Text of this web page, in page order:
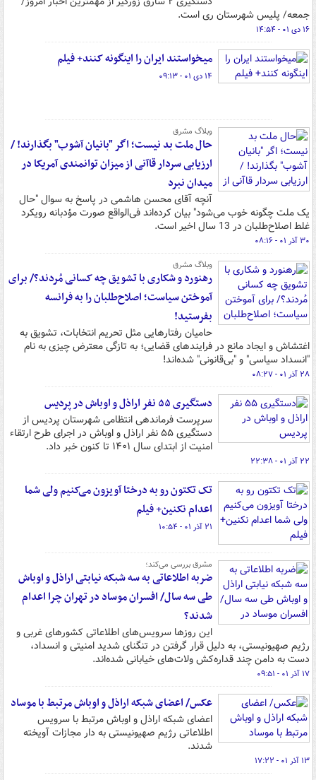
جمعه/ پلیس شهرستان ری است.
۱۶ دی ۰۱ - ۱۴:۵۴
میخواستند ایران را اینگونه کنند+ فیلم
۱۴ دی ۰۱ - ۰۹:۱۳
وبلاگ مشرق
حال ملت بد نیست؛ اگر "بانیان آشوب" بگذارند! /
ارزیابی سردار قاآنی از میزان توانمندی آمریکا در
میدان نبرد
آنچه آقای محسن هاشمی در پاسخ به سوال "حال
یک ملت چگونه خوب می‌شود" بیان کرده‌اند فی‌الواقع صورت مؤدبانه رویکرد
غلط اصلاح‌طلبان در 13 سال اخیر است.
۳۰ آذر ۰۱ - ۰۸:۱۶
وبلاگ مشرق
رهنورد و شکاری با تشویق چه کسانی مُردند؟/ برای
آموختن سیاست؛ اصلاح‌طلبان را به فرانسه
بفرستید!
حامیان رفتارهایی مثل تحریم انتخابات، تشویق به
اغتشاش و ایجاد مانع در فرایندهای قضایی؛ به تازگی معترض چیزی به نام
"انسداد سیاسی" و "بی‌قانونی" شده‌اند!
۲۸ آذر ۰۱ - ۰۸:۲۷
دستگیری ۵۵ نفر اراذل و اوباش در پردیس
سرپرست فرماندهی انتظامی شهرستان پردیس از
دستگیری ۵۵ نفر اراذل و اوباش در اجرای طرح ارتقاء
امنیت از ابتدای سال ۱۴۰۱ تا کنون خبر داد.
۲۲ آذر ۰۱ - ۲۲:۳۸
تک تکتون رو به درختا آویزون می‌کنیم ولی شما
اعدام نکنین+ فیلم
۲۱ آذر ۰۱ - ۱۰:۵۴
مشرق بررسی می‌کند؛
ضربه اطلاعاتی به سه شبکه نیابتی اراذل‌ و اوباش
طی سه سال/ افسران موساد در تهران چرا اعدام
شدند؟
این روزها سرویس‌های اطلاعاتی کشورهای غربی و
رژیم صهیونیستی، به دلیل قرار گرفتن در تنگنای شدید امنیتی و انسداد،
دست به دامن چند قداره‌کش ولات‌های خیابانی شده‌اند.
۱۷ آذر ۰۱ - ۰۹:۵۱
عکس/ اعضای شبکه اراذل و اوباش مرتبط با موساد
اعضای شبکه اراذل و اوباش مرتبط با سرویس
اطلاعاتی رژیم صهیونیستی به دار مجازات آویخته
شدند.
۱۳ آذر ۰۱ - ۱۷:۲۲